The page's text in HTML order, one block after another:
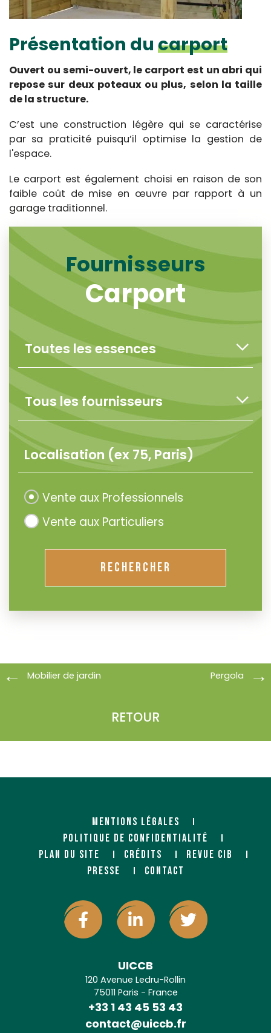
Présentation du carport
Ouvert ou semi-ouvert, le carport est un abri qui
repose sur deux poteaux ou plus, selon la taille
de la structure.
C’est une construction légère qui se caractérise
par sa praticité puisqu’il optimise la gestion de
l'espace.
Le carport est également choisi en raison de son
faible coût de mise en œuvre par rapport à un
garage traditionnel.
Fournisseurs
Carport
Vente aux Professionnels
Vente aux Particuliers
RECHERCHER
Mobilier de jardin
RETOUR
Pergola
MENTIONS LÉGALES
POLITIQUE DE CONFIDENTIALITÉ
PLAN DU SITE
CRÉDITS
REVUE CIB
PRESSE
CONTACT
UICCB
120 Avenue Ledru-Rollin
75011 Paris - France
+33 1 43 45 53 43
contact@uiccb.fr